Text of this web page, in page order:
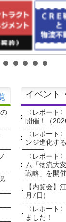
イベント
〈レポート
開催！（
〈レポート
ンジ進化す
〈レポート
ム「物流大
戦略」を開
【内覧会】
月7日）
〈レポート
ました！